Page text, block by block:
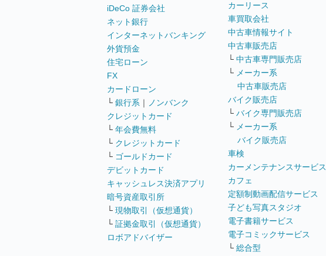
iDeCo 証券会社
ネット銀行
インターネットバンキング
外貨預金
住宅ローン
FX
カードローン
└ 銀行系 ｜
ノンバンク
クレジットカード
└ 年会費無料
└ クレジットカード
└ ゴールドカード
デビットカード
キャッシュレス決済アプリ
暗号資産取引所
└ 現物取引（仮想通貨）
└ 証拠金取引（仮想通貨）
ロボアドバイザー
カーリース
車買取会社
中古車情報サイト
中古車販売店
└ 中古車専門販売店
└ メーカー系
中古車販売店
バイク販売店
└ バイク専門販売店
└ メーカー系
バイク販売店
車検
カーメンテナンスサービス
カフェ
定額制動画配信サービス
子ども写真スタジオ
電子書籍サービス
電子コミックサービス
└ 総合型